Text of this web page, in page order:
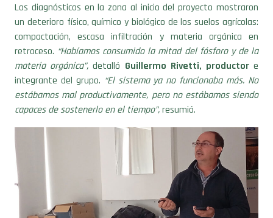
Los diagnósticos en la zona al inicio del proyecto mostraron
un deterioro físico, químico y biológico de los suelos agrícolas:
compactación, escasa infiltración y materia orgánica en
retroceso. “Habíamos consumido la mitad del fósforo y de la
materia orgánica”,detalló Guillermo Rivetti, productore
integrante del grupo. “El sistema ya no funcionaba más. No
estábamos mal productivamente, pero no estábamos siendo
capaces de sostenerlo en el tiempo”,resumió.